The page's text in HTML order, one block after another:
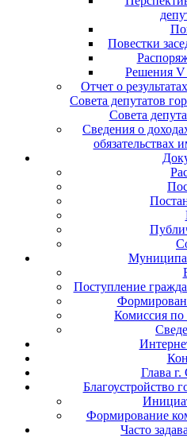
Повестки
Решения V
Отчет о
Совета депутатов
Совета
Сведения о
обязательствах
Поступление
Комиссия по
Глава г.
Благоустройство
Формирование
Часто